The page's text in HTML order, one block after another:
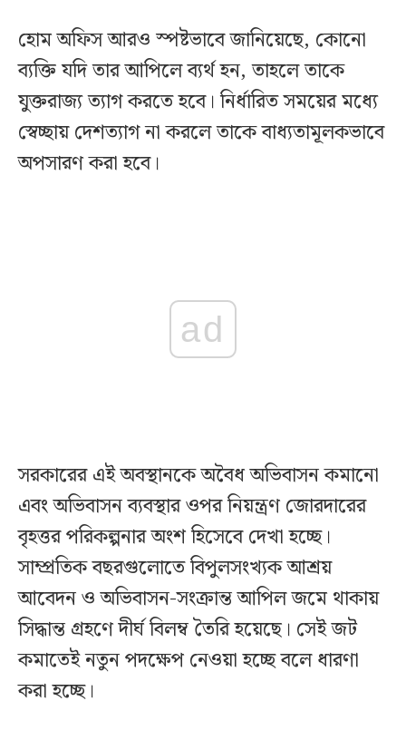
হোম অফিস আরও স্পষ্টভাবে জানিয়েছে, কোনো
ব্যক্তি যদি তার আপিলে ব্যর্থ হন, তাহলে তাকে
যুক্তরাজ্য ত্যাগ করতে হবে। নির্ধারিত সময়ের মধ্যে
স্বেচ্ছায় দেশত্যাগ না করলে তাকে বাধ্যতামূলকভাবে
অপসারণ করা হবে।
ad
সরকারের এই অবস্থানকে অবৈধ অভিবাসন কমানো
এবং অভিবাসন ব্যবস্থার ওপর নিয়ন্ত্রণ জোরদারের
বৃহত্তর পরিকল্পনার অংশ হিসেবে দেখা হচ্ছে।
সাম্প্রতিক বছরগুলোতে বিপুলসংখ্যক আশ্রয়
আবেদন ও অভিবাসন-সংক্রান্ত আপিল জমে থাকায়
সিদ্ধান্ত গ্রহণে দীর্ঘ বিলম্ব তৈরি হয়েছে। সেই জট
কমাতেই নতুন পদক্ষেপ নেওয়া হচ্ছে বলে ধারণা
করা হচ্ছে।